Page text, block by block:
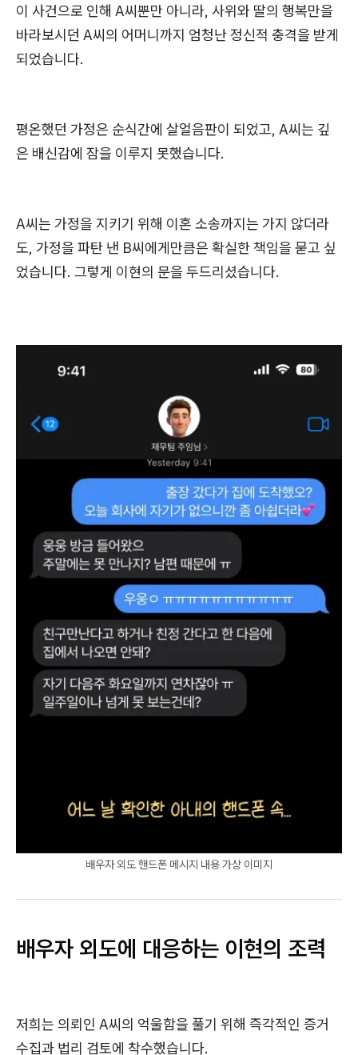
이 사건으로 인해 A씨뿐만 아니라, 사위와 딸의 행복만을
바라보시던 A씨의 어머니까지 엄청난 정신적 충격을 받게
되었습니다.
평온했던 가정은 순식간에 살얼음판이 되었고, A씨는 깊
은 배신감에 잠을 이루지 못했습니다.
A씨는 가정을 지키기 위해 이혼 소송까지는 가지 않더라
도, 가정을 파탄 낸 B씨에게만큼은 확실한 책임을 묻고 싶
었습니다. 그렇게 이현의 문을 두드리셨습니다.
배우자 외도 핸드폰 메시지 내용 가상 이미지
배우자 외도에 대응하는 이현의 조력
저희는 의뢰인 A씨의 억울함을 풀기 위해 즉각적인 증거
수집과 법리 검토에 착수했습니다.